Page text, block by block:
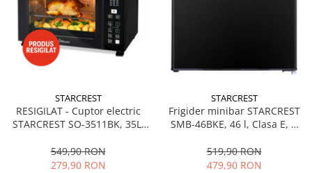
STARCREST
RESIGILAT - Cuptor electric
STARCREST SO-3511BK, 35L,
Programe predefinite,
Interfata digitala, Negru
549,90 RON
279,90 RON
STARCREST
Frigider minibar STARCREST
SMB-46BKE, 46 l, Clasa E, H
519,90 RON
479,90 RON